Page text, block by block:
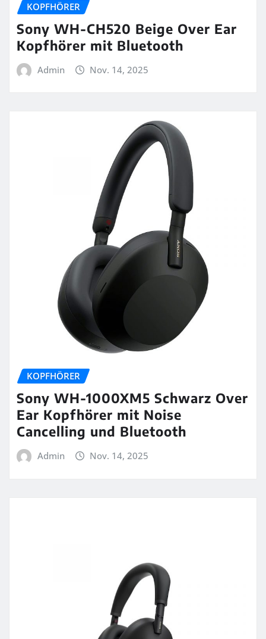
KOPFHÖRER
Sony WH-CH520 Beige Over Ear
Kopfhörer mit Bluetooth
Admin Nov. 14, 2025
KOPFHÖRER
Sony WH-1000XM5 Schwarz Over
Ear Kopfhörer mit Noise
Cancelling und Bluetooth
Admin Nov. 14, 2025